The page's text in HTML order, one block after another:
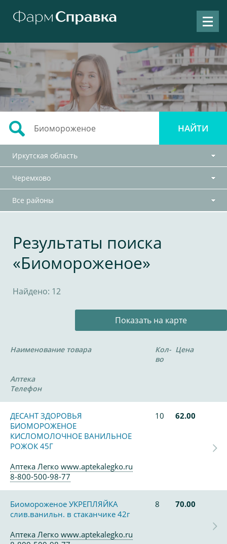
Иркутская область
Черемхово
Все районы
Результаты поиска
«Биомороженое»
Найдено: 12
Показать на карте
Наименование товара
Кол-
во
Цена
Аптека
Телефон
ДЕСАНТ ЗДОРОВЬЯ
БИОМОРОЖЕНОЕ
КИСЛОМОЛОЧНОЕ ВАНИЛЬНОЕ
РОЖОК 45Г
10 62.00
Аптека Легко www.aptekalegko.ru
8-800-500-98-77
Биомороженое УКРЕПЛЯЙКА
слив.ванильн. в стаканчике 42г
8 70.00
Аптека Легко www.aptekalegko.ru